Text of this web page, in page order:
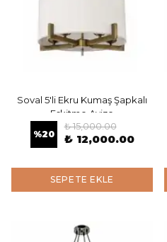
Soval 5'li Ekru Kumaş Şapkalı
Eskitme Avize
%20
₺ 15,000.00
₺ 12,000.00
SEPETE EKLE